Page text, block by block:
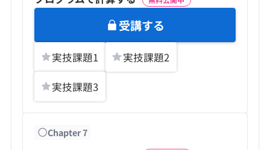
受講する
実技課題1 実技課題2
実技課題3
Chapter7